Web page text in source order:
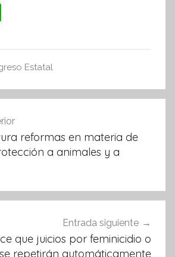
s
A
p
Estatal
reformas en materia de
a animales y a
Entrada siguiente
que juicios por feminicidio o
repetirán automáticamente